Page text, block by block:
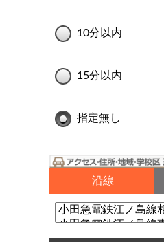
10分以内
15分以内
指定無し
沿線